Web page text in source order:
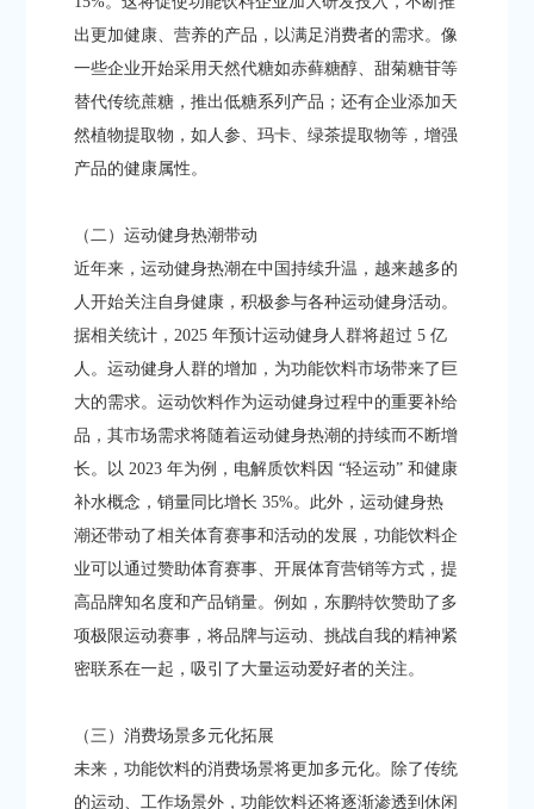
出更加健康、营养的产品，以满足消费者的需求。像
一些企业开始采用天然代糖如赤藓糖醇、甜菊糖苷等
替代传统蔗糖，推出低糖系列产品；还有企业添加天
然植物提取物，如人参、玛卡、绿茶提取物等，增强
产品的健康属性。​
（二）运动健身热潮带动​
近年来，运动健身热潮在中国持续升温，越来越多的
人开始关注自身健康，积极参与各种运动健身活动。
据相关统计，2025 年预计运动健身人群将超过 5 亿
人。运动健身人群的增加，为功能饮料市场带来了巨
大的需求。运动饮料作为运动健身过程中的重要补给
品，其市场需求将随着运动健身热潮的持续而不断增
长。以 2023 年为例，电解质饮料因 “轻运动” 和健康
补水概念，销量同比增长 35%。此外，运动健身热
潮还带动了相关体育赛事和活动的发展，功能饮料企
业可以通过赞助体育赛事、开展体育营销等方式，提
高品牌知名度和产品销量。例如，东鹏特饮赞助了多
项极限运动赛事，将品牌与运动、挑战自我的精神紧
密联系在一起，吸引了大量运动爱好者的关注。
（三）消费场景多元化拓展​
未来，功能饮料的消费场景将更加多元化。除了传统
的运动、工作场景外，功能饮料还将逐渐渗透到休闲